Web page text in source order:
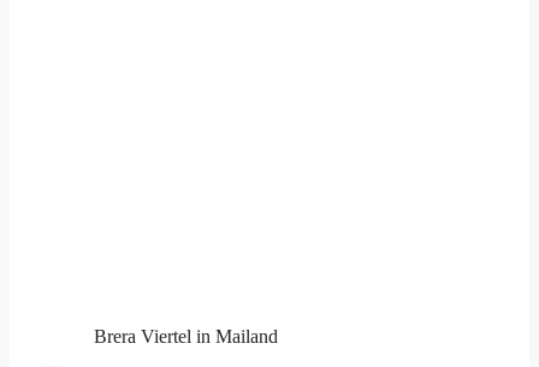
Brera Viertel in Mailand